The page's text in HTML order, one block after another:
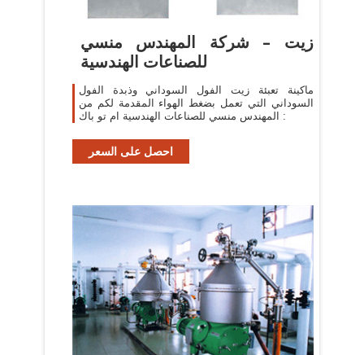
زيت – شركة المهندس منسي
للصناعات الهندسية
ماكينة تعبئة زيت الفول السوداني وذبدة الفول
السوداني التي تعمل بضغط الهواء المقدمة لكم من
المهندس منسي للصناعات الهندسية ام تو باك :
احصل على السعر